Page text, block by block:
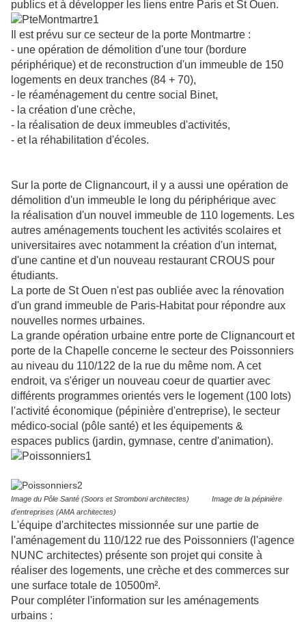
publics et à développer les liens entre Paris et St Ouen.
Il est prévu sur ce secteur de la porte Montmartre :
- une opération de démolition d'une tour (bordure
périphérique) et de reconstruction d'un immeuble de 150
logements en deux tranches (84 + 70),
- le réaménagement du centre social Binet,
- la création d'une crèche,
- la réalisation de deux immeubles d'activités,
- et la réhabilitation d'écoles.
Sur la porte de Clignancourt, il y a aussi une opération de
démolition d'un immeuble le long du périphérique avec
la réalisation d'un nouvel immeuble de 110 logements. Les
autres aménagements touchent les activités scolaires et
universitaires avec notamment la création d'un internat,
d'une cantine et d'un nouveau restaurant CROUS pour
étudiants.
La porte de St Ouen n'est pas oubliée avec la rénovation
d'un grand immeuble de Paris-Habitat pour répondre aux
nouvelles normes urbaines.
La grande opération urbaine entre porte de Clignancourt et
porte de la Chapelle concerne le secteur des Poissonniers
au niveau du 110/122 de la rue du même nom. A cet
endroit, va s'ériger un nouveau coeur de quartier avec
différents programmes orientés vers le logement (100 lots)
l'activité économique (pépinière d'entreprise), le secteur
médico-social (pôle santé) et les équipements &
espaces publics (jardin, gymnase, centre d'animation).
Image du Pôle Santé (Soors et Stromboni architectes) Image de la pépinière
d'entreprises (AMA architectes)
L'équipe d'architectes missionnée sur une partie de
l'aménagement du 110/122 rue des Poissonniers (l'agence
NUNC architectes) présente son projet qui consite à
réaliser des logements, une crèche et des commerces sur
une surface totale de 10500m².
Pour compléter l'information sur les aménagements
urbains :